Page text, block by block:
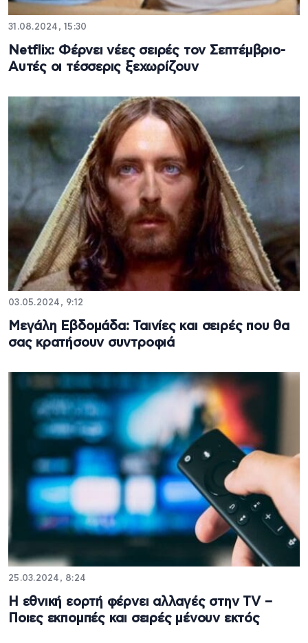
31.08.2024, 15:30
Netflix: Φέρνει νέες σειρές τον Σεπτέμβριο-
Αυτές οι τέσσερις ξεχωρίζουν
03.05.2024, 9:12
Μεγάλη Εβδομάδα: Ταινίες και σειρές που θα
σας κρατήσουν συντροφιά
25.03.2024, 8:24
Η εθνική εορτή φέρνει αλλαγές στην TV –
Ποιες εκπομπές και σειρές μένουν εκτός